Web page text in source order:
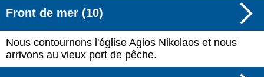
Front de mer (10)
Nous contournons l'église Agios Nikolaos et nous
arrivons au vieux port de pêche.